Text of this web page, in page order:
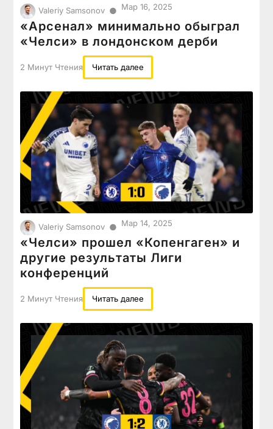
Valeriy Samsonov ● Мар 16, 2025
«Арсенал» минимально обыграл
«Челси» в лондонском дерби
2 Минут Чтения Читать далее
Valeriy Samsonov ● Мар 14, 2025
«Челси» прошел «Копенгаген» и
другие результаты Лиги
конференций
2 Минут Чтения Читать далее